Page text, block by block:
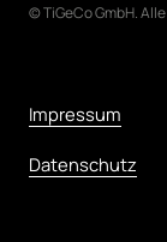
© TiGeCo GmbH. Alle
Impressum
Datenschutz